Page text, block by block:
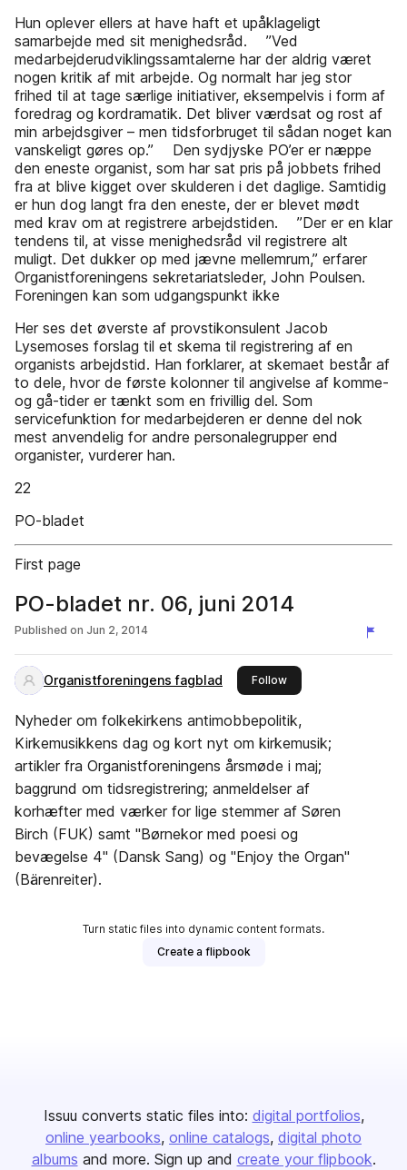
Hun oplever ellers at have haft et upåklageligt
samarbejde med sit menighedsråd. ”Ved
medarbejderudviklingssamtalerne har der aldrig været
nogen kritik af mit arbejde. Og normalt har jeg stor
frihed til at tage særlige initiativer, eksempelvis i form af
foredrag og kordramatik. Det bliver værdsat og rost af
min arbejdsgiver – men tidsforbruget til sådan noget kan
vanskeligt gøres op.” Den sydjyske PO’er er næppe
den eneste organist, som har sat pris på jobbets frihed
fra at blive kigget over skulderen i det daglige. Samtidig
er hun dog langt fra den eneste, der er blevet mødt
med krav om at registrere arbejdstiden. ”Der er en klar
tendens til, at visse menighedsråd vil registrere alt
muligt. Det dukker op med jævne mellemrum,” erfarer
Organistforeningens sekretariatsleder, John Poulsen.
Foreningen kan som udgangspunkt ikke
Her ses det øverste af provstikonsulent Jacob
Lysemoses forslag til et skema til registrering af en
organists arbejdstid. Han forklarer, at skemaet består af
to dele, hvor de første kolonner til angivelse af komme-
og gå-tider er tænkt som en frivillig del. Som
servicefunktion for medarbejderen er denne del nok
mest anvendelig for andre personalegrupper end
organister, vurderer han.
22
PO-bladet
First page
PO-bladet nr. 06, juni 2014
Published on Jun 2, 2014
Organistforeningens fagblad Followthis publisher
Nyheder om folkekirkens antimobbepolitik,
Kirkemusikkens dag og kort nyt om kirkemusik;
artikler fra Organistforeningens årsmøde i maj;
baggrund om tidsregistrering; anmeldelser af
korhæfter med værker for lige stemmer af Søren
Birch (FUK) samt "Børnekor med poesi og
bevægelse 4" (Dansk Sang) og "Enjoy the Organ"
(Bärenreiter).
Turn static files into dynamic content formats.
Create a flipbook
Issuu converts static files into: digital portfolios
online yearbooks online catalogs digital photo
albums and more. Sign up and create your flipbook.